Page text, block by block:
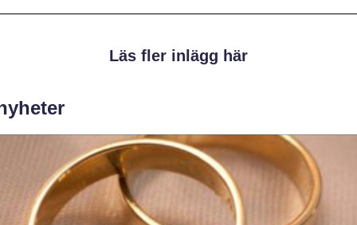
Läs fler inlägg här